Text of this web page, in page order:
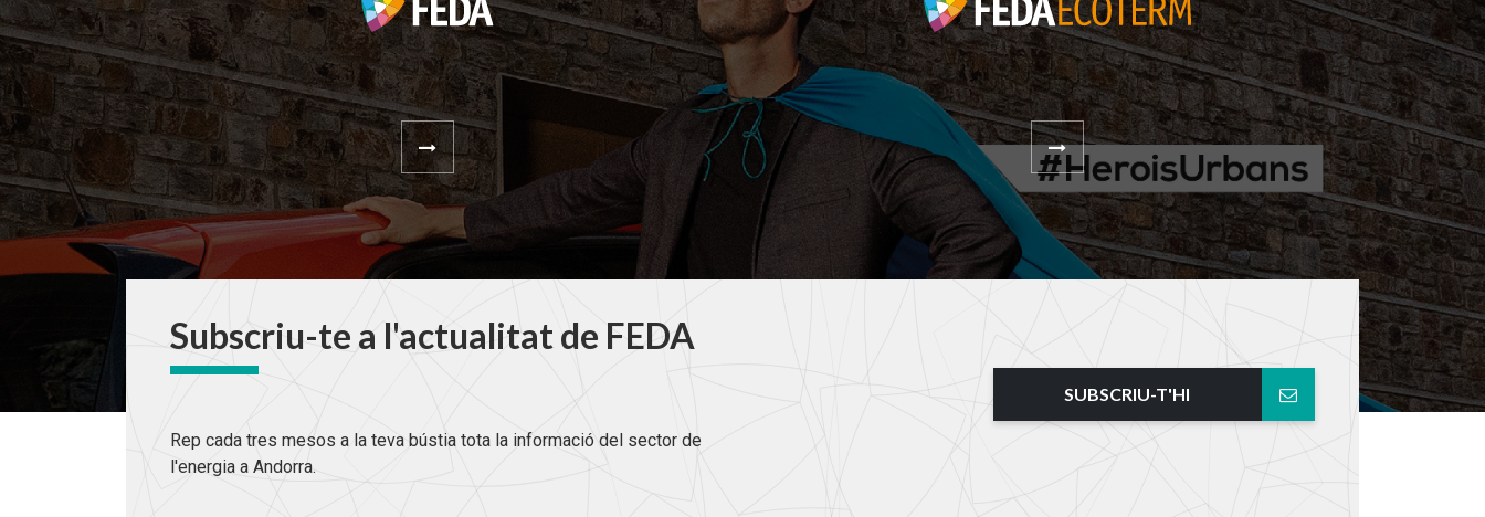
Subscriu-te a l'actualitat de FEDA
Rep cada tres mesos a la teva bústia tota la informació del sector de
l'energia a Andorra.
SUBSCRIU-T'HI